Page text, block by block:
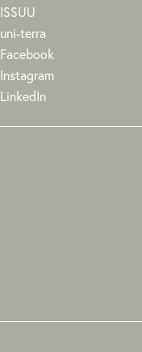
ISSUU
uni-terra
Facebook
Instagram
LinkedIn